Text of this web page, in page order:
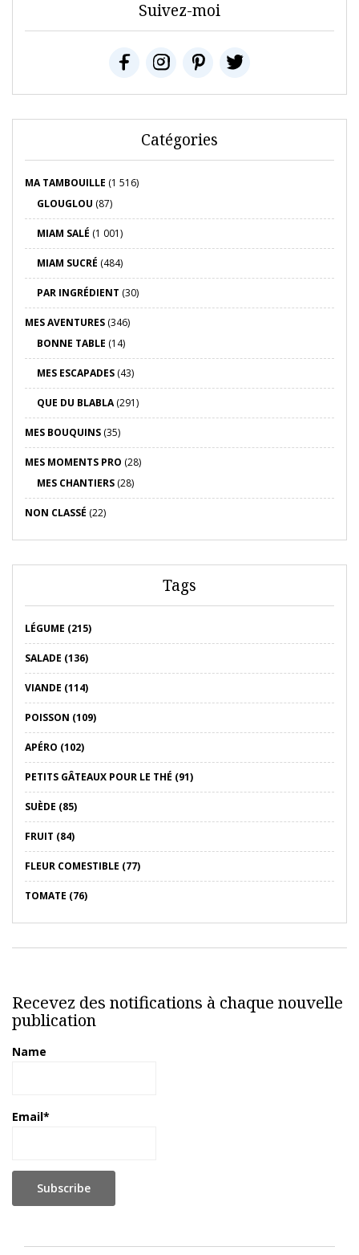
Suivez-moi
Catégories
MA TAMBOUILLE (1 516)
GLOUGLOU (87)
MIAM SALÉ (1 001)
MIAM SUCRÉ (484)
PAR INGRÉDIENT (30)
MES AVENTURES (346)
BONNE TABLE (14)
MES ESCAPADES (43)
QUE DU BLABLA(291)
MES BOUQUINS (35)
MES MOMENTS PRO (28)
MES CHANTIERS (28)
NON CLASSÉ (22)
Tags
LÉGUME (215)
SALADE (136)
VIANDE (114)
POISSON (109)
APÉRO (102)
PETITS GÂTEAUX POUR LE THÉ (91)
SUÈDE (85)
FRUIT (84)
FLEUR COMESTIBLE (77)
TOMATE (76)
Recevez des notifications à chaque nouvelle
publication
Name
Email*